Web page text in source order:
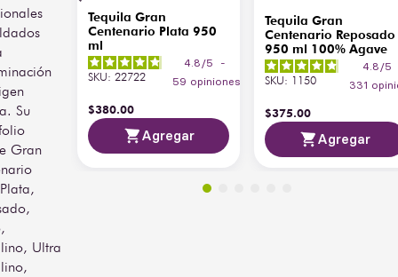
Tequila Tonic.
Su
Gran
Ultra
Tequila Gran
Centenario Plata 950
ml
4.8/5
-
59 opiniones
SKU:22722
$380.00
Agregar
Tequila Gran
Centenario Reposado
950 ml 100% Agave
4.8/5
331
SKU: 1150
$375.00
Agregar